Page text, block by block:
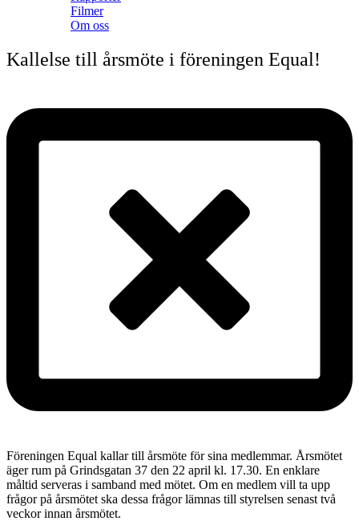
Filmer
Om oss
Kallelse till årsmöte i föreningen Equal!
Föreningen Equal kallar till årsmöte för sina medlemmar. Årsmötet
äger rum på Grindsgatan 37 den 22 april kl. 17.30. En enklare
måltid serveras i samband med mötet. Om en medlem vill ta upp
frågor på årsmötet ska dessa frågor lämnas till styrelsen senast två
veckor innan årsmötet.